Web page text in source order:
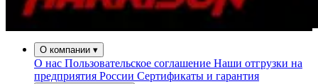
О компании ▾
О нас Пользовательское соглашение Наши отгрузки на
предприятия России Сертификаты и гарантия